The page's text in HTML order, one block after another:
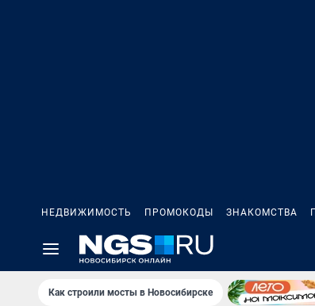
НЕДВИЖИМОСТЬ ПРОМОКОДЫ ЗНАКОМСТВА
Как строили мосты в Новосибирске